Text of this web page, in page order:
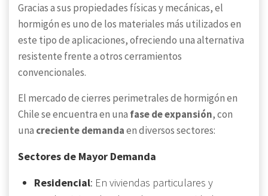
Gracias a sus propiedades físicas y mecánicas, el
hormigón es uno de los materiales más utilizados en
este tipo de aplicaciones, ofreciendo una alternativa
resistente frente a otros cerramientos
convencionales.
El mercado de cierres perimetrales de hormigón en
Chile se encuentra en una fase de expansión, con
una creciente demandaen diversos sectores:
Sectores de Mayor Demanda
Residencial: En viviendas particulares y